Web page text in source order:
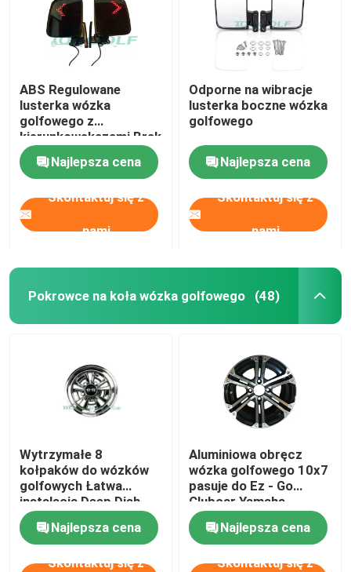
ABS Regulowane
lusterka wózka
golfowego z
kierunkowskazami Brak
wibracji w
samochodzie Golf Car
Club
Najlepsza cena
Skontaktuj się z
nami
Odporne na wibracje
lusterka boczne wózka
golfowego
Najlepsza cena
Skontaktuj się z
nami
Pokrowce na koła wózka golfowego (48)
Wytrzymałe 8
kołpaków do wózków
golfowych Łatwa
instalacja Deep Dish
Shiny Black
Najlepsza cena
Skontaktuj się z
Aluminiowa obręcz
wózka golfowego 10x7
pasuje do Ez - Go
Clubcar Yamaha
Tomberlin Harley
Najlepsza cena
Skontaktuj się z